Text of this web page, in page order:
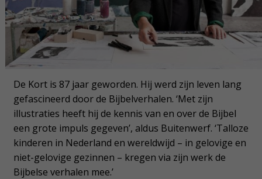
De Kort is 87 jaar geworden. Hij werd zijn leven lang
gefascineerd door de Bijbelverhalen. ‘Met zijn
illustraties heeft hij de kennis van en over de Bijbel
een grote impuls gegeven’, aldus Buitenwerf. ‘Talloze
kinderen in Nederland en wereldwijd – in gelovige en
niet-gelovige gezinnen – kregen via zijn werk de
Bijbelse verhalen mee.’